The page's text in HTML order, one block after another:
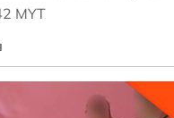
MYT